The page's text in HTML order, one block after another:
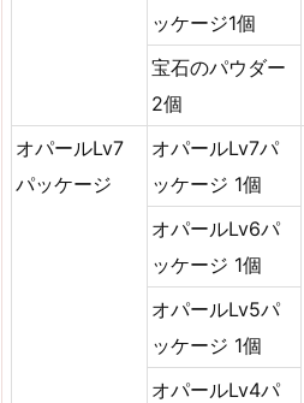
ッケージ1個
宝石のパウダー
2個
オパールLv7
パッケージ
オパールLv7パ
ッケージ 1個
オパールLv6パ
ッケージ 1個
オパールLv5パ
ッケージ 1個
オパールLv4パ